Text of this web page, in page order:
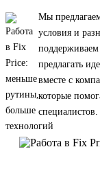
Мы
условия и
поддерживаем
предлагать
вместе с
которые
специалистов.